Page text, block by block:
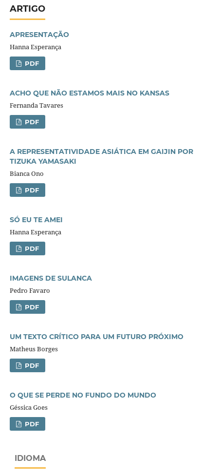
ARTIGO
APRESENTAÇÃO
Hanna Esperança
PDF
ACHO QUE NÃO ESTAMOS MAIS NO KANSAS
Fernanda Tavares
PDF
A REPRESENTATIVIDADE ASIÁTICA EM GAIJIN POR
TIZUKA YAMASAKI
Bianca Ono
PDF
SÓ EU TE AMEI
Hanna Esperança
PDF
IMAGENS DE SULANCA
Pedro Favaro
PDF
UM TEXTO CRÍTICO PARA UM FUTURO PRÓXIMO
Matheus Borges
PDF
O QUE SE PERDE NO FUNDO DO MUNDO
Géssica Goes
PDF
IDIOMA